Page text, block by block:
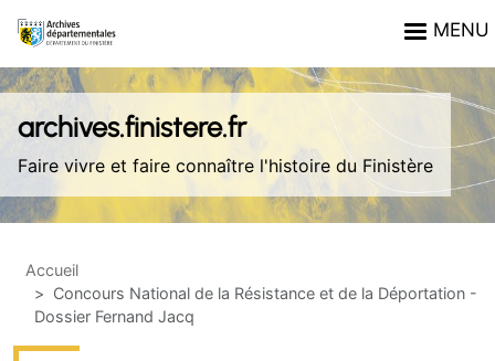
archives.finistere.fr
Faire vivre et faire connaître l'histoire du Finistère
MENU
Accueil
Concours National de la Résistance et de la Déportation -
Dossier Fernand Jacq
Panneau de gestion des cookies